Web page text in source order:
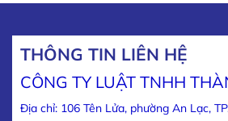
THÔNG TIN LIÊN HỆ
CÔNG TY LUẬT TNHH
Địa chỉ: 106 Tên Lửa, phường An Lạc,